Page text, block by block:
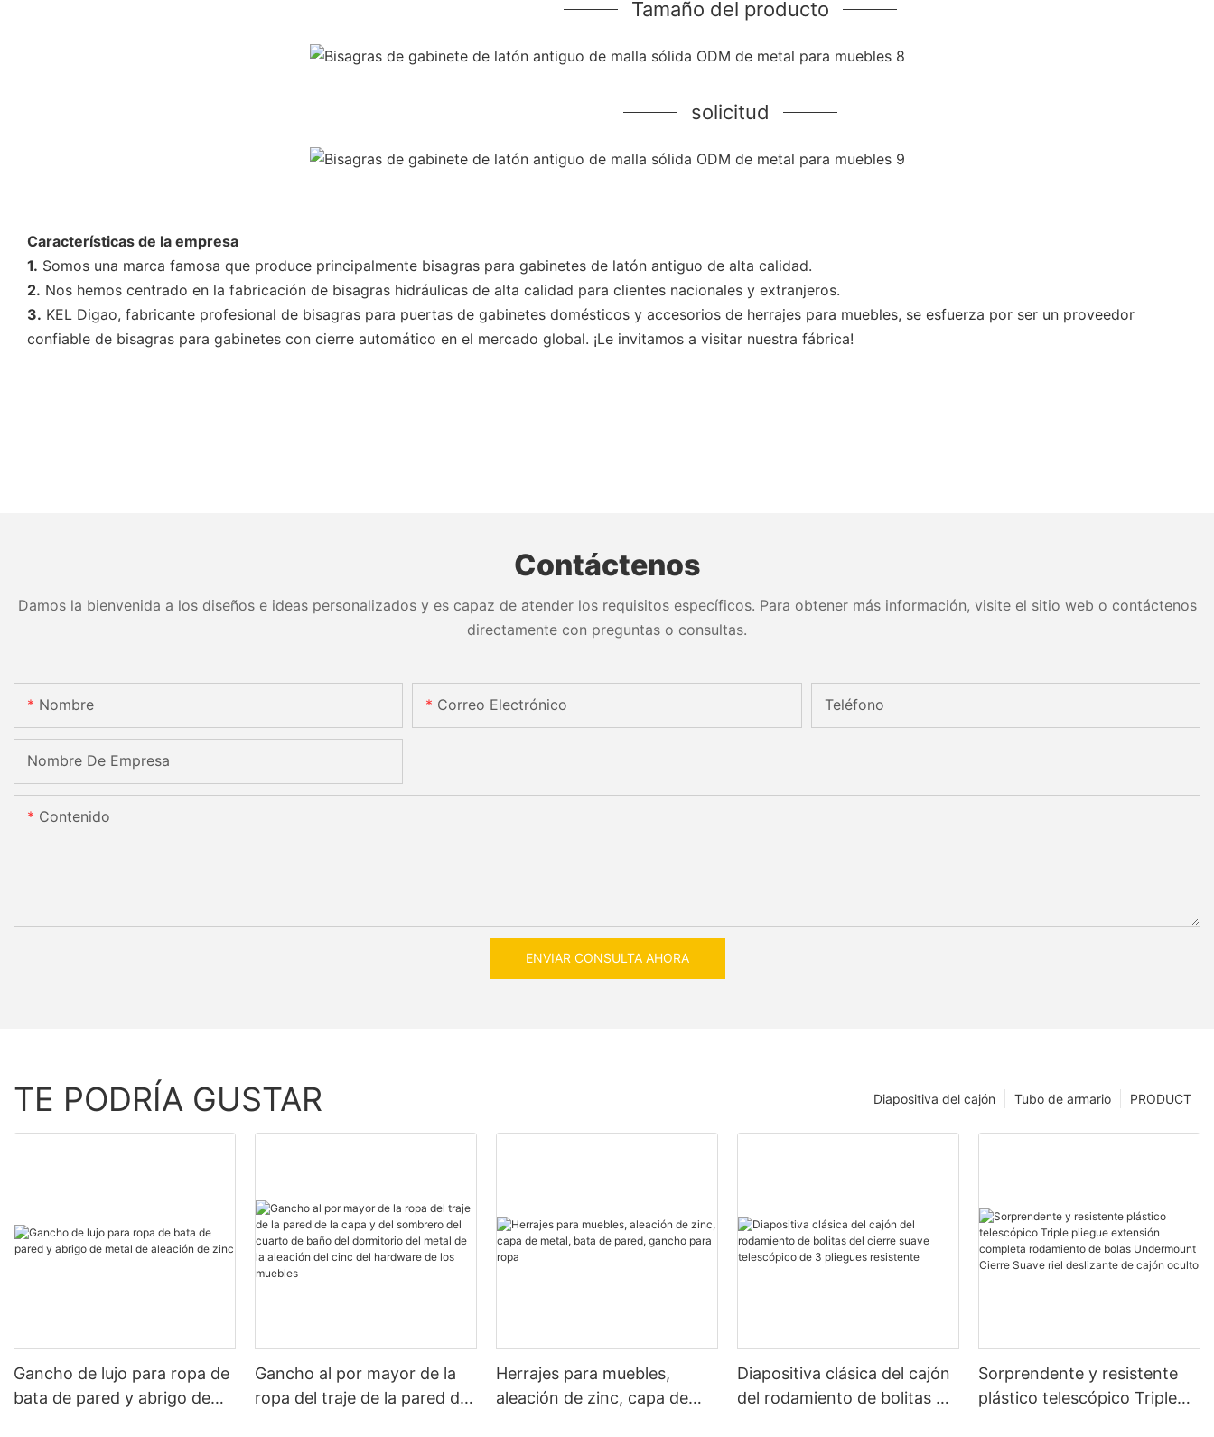
Tamaño del producto
solicitud
Características de la empresa
1. Somos una marca famosa que produce principalmente bisagras para gabinetes de latón antiguo de alta calidad.
2. Nos hemos centrado en la fabricación de bisagras hidráulicas de alta calidad para clientes nacionales y extranjeros.
3. KEL Digao, fabricante profesional de bisagras para puertas de gabinetes domésticos y accesorios de herrajes para muebles, se esfuerza por ser un proveedor
confiable de bisagras para gabinetes con cierre automático en el mercado global. ¡Le invitamos a visitar nuestra fábrica!
Contáctenos
Damos la bienvenida a los diseños e ideas personalizados y es capaz de atender los requisitos específicos. Para obtener más información, visite el sitio web o contáctenos
directamente con preguntas o consultas.
Nombre Correo Electrónico Teléfono
Nombre De Empresa
Contenido
ENVIAR CONSULTA AHORA
TE PODRÍA GUSTAR PRODUCT
Tubo de armario
Diapositiva del cajón
Gancho de lujo para ropa de
bata de pared y abrigo de
Gancho al por mayor de la
ropa del traje de la pared de
Herrajes para muebles,
aleación de zinc, capa de
Diapositiva clásica del cajón
del rodamiento de bolitas del
Sorprendente y resistente
plástico telescópico Triple